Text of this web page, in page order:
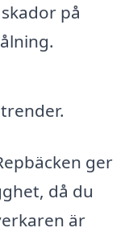
på
ger
då du
är